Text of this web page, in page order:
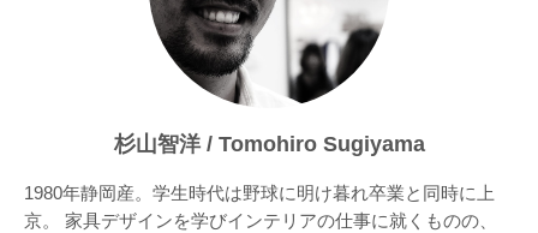
杉山智洋 / Tomohiro Sugiyama
1980年静岡産。学生時代は野球に明け暮れ卒業と同時に上
京。 家具デザインを学びインテリアの仕事に就くものの、